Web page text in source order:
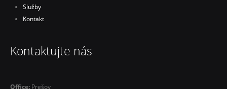
Služby
Kontakt
Kontaktujte nás
Office: Prešov